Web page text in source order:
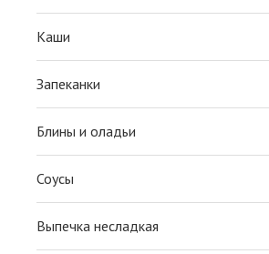
Каши
Запеканки
Блины и оладьи
Соусы
Выпечка несладкая